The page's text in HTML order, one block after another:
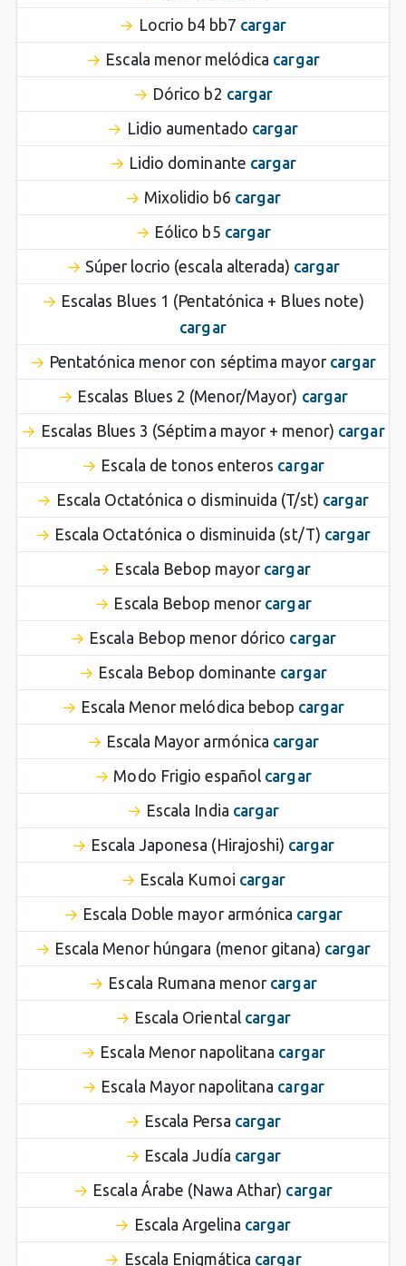
Locrio b4 bb7 cargar
Escala menor melódica cargar
Dórico b2 cargar
Lidio aumentado cargar
Lidio dominante cargar
Mixolidio b6 cargar
Eólico b5 cargar
Súper locrio (escala alterada) cargar
Escalas Blues 1 (Pentatónica + Blues note)
cargar
Pentatónica menor con séptima mayor cargar
Escalas Blues 2 (Menor/Mayor) cargar
Escalas Blues 3 (Séptima mayor + menor) cargar
Escala de tonos enteros cargar
Escala Octatónica o disminuida (T/st) cargar
Escala Octatónica o disminuida (st/T) cargar
Escala Bebop mayor cargar
Escala Bebop menor cargar
Escala Bebop menor dórico cargar
Escala Bebop dominante cargar
Escala Menor melódica bebop cargar
Escala Mayor armónica cargar
Modo Frigio español cargar
Escala India cargar
Escala Japonesa (Hirajoshi) cargar
Escala Kumoi cargar
Escala Doble mayor armónica cargar
Escala Menor húngara (menor gitana) cargar
Escala Rumana menor cargar
Escala Oriental cargar
Escala Menor napolitana cargar
Escala Mayor napolitana cargar
Escala Persa cargar
Escala Judía cargar
Escala Árabe (Nawa Athar) cargar
Escala Argelina cargar
Escala Enigmática cargar